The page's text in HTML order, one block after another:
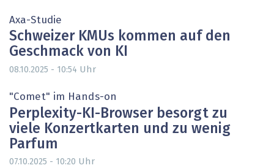
Axa-Studie
Schweizer KMUs kommen auf den
Geschmack von KI
08.10.2025 - 10:54 Uhr
"Comet" im Hands-on
Perplexity-KI-Browser besorgt zu
viele Konzertkarten und zu wenig
Parfum
07.10.2025 - 10:20 Uhr